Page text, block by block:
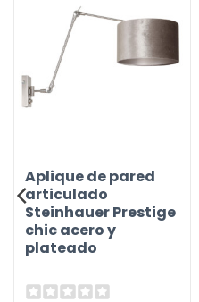
Aplique de pared
articulado
Steinhauer Prestige
chic acero y
plateado